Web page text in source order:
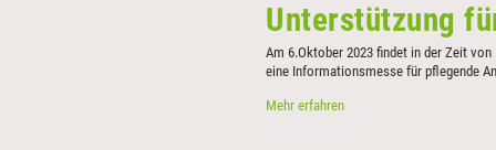
Unterstützung
Am 6.Oktober 2023 findet in der Zeit
eine Informationsmesse für pflegende
Mehr erfahrenUnterstützung